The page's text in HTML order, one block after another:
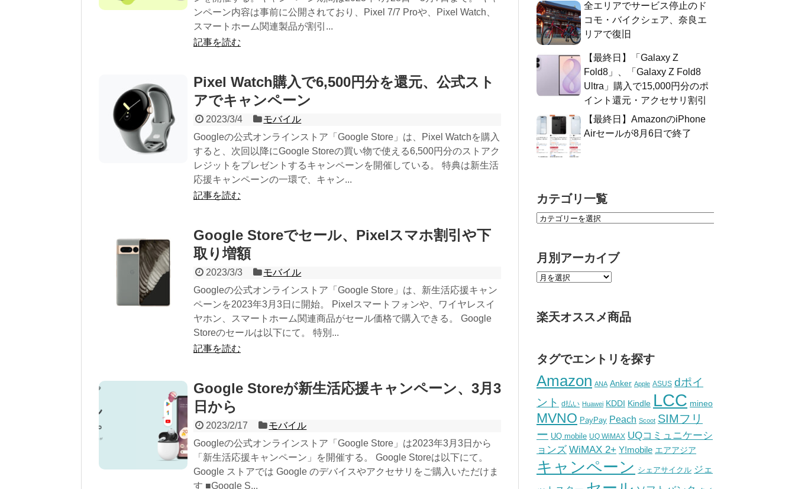
ンペーン内容は事前に公開されており、Pixel 7/7 Proや、Pixel Watch、
スマートホーム関連製品が割引...
記事を読む
Pixel Watch購入で6,500円分を還元、公式スト
アでキャンペーン
2023/3/4
モバイル
Googleの公式オンラインストア「Google Store」は、Pixel Watchを購入
すると、次回以降にGoogle Storeの買い物で使える6,500円分のストアク
レジットをプレゼントするキャンペーンを開催している。 特典は新生活
応援キャンペーンの一環で、キャン...
記事を読む
Google Storeでセール、Pixelスマホ割引や下
取り増額
2023/3/3
モバイル
Googleの公式オンラインストア「Google Store」は、新生活応援キャン
ペーンを2023年3月3日に開始。 Pixelスマートフォンや、ワイヤレスイ
ヤホン、スマートホーム関連商品がセール価格で購入できる。 Google
Storeのセールは以下にて。 特別...
記事を読む
Google Storeが新生活応援キャンペーン、3月3
日から
2023/2/17
モバイル
Googleの公式オンラインストア「Google Store」は2023年3月3日から
「新生活応援キャンペーン」を開催する。 Google Storeは以下にて。
Google ストアでは Google のデバイスやアクセサリをご購入いただけま
す ■Google S...
全エリアでサービス停止のド
コモ・バイクシェア、奈良エ
リアで復旧
【最終日】「Galaxy Z
Fold8」、「Galaxy Z Fold8
Ultra」購入で15,000円分のポ
イント還元・アクセサリ割引
【最終日】AmazonのiPhone
Airセールが8月6日で終了
カテゴリ一覧
月別アーカイブ
楽天オススメ商品
タグでエントリを探す
Amazon ANA Anker Apple ASUS dポイ
ント
d払い Huawei KDDI Kindle LCC mineo
MVNO PayPay Peach Scoot SIMフリ
ー UQ mobile UQ WiMAX UQコミュニケーシ
ョンズ WiMAX 2+ Y!mobile エアアジア
キャンペーン シェアサイクル ジェ